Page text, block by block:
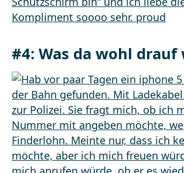
#4: Was da wohl drauf